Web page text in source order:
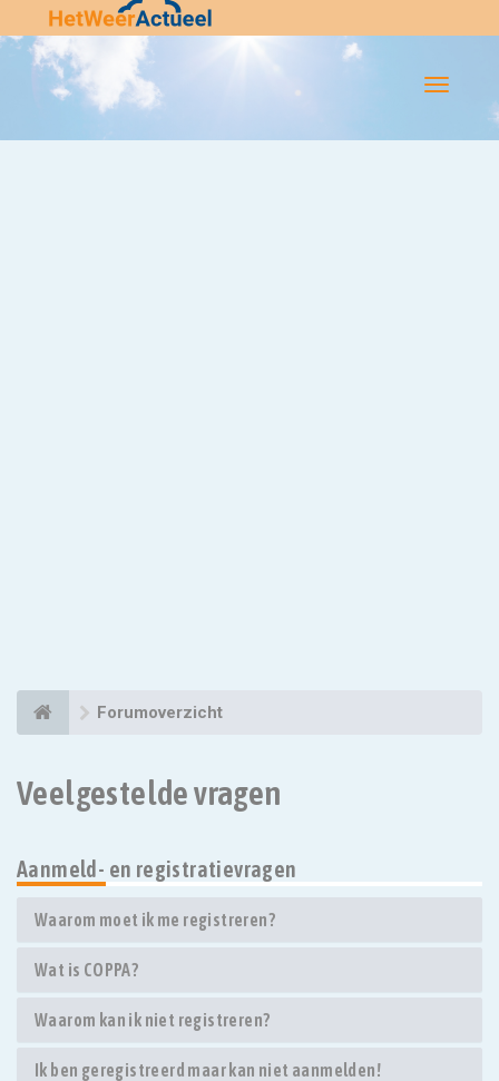
Flip-
Forumoverzicht
Veelgestelde vragen
Aanmeld- en registratievragen
Waarom moet ik me registreren?
Wat is COPPA?
Waarom kan ik niet registreren?
Ik ben geregistreerd maar kan niet aanmelden!